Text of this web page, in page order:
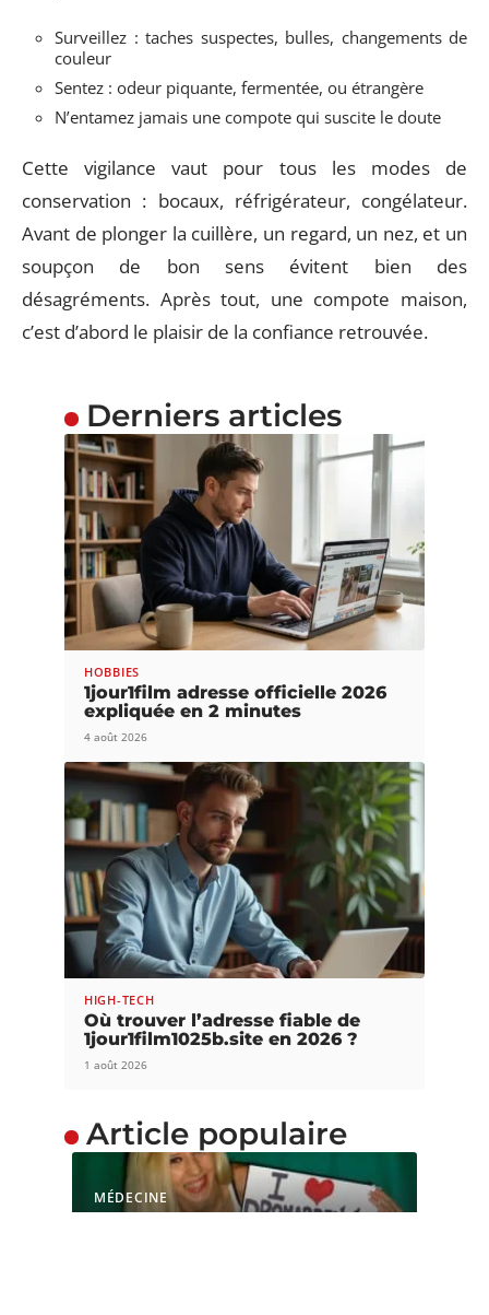
Surveillez : taches suspectes, bulles, changements de
couleur
Sentez : odeur piquante, fermentée, ou étrangère
N’entamez jamais une compote qui suscite le doute
Cette vigilance vaut pour tous les modes de
conservation : bocaux, réfrigérateur, congélateur.
Avant de plonger la cuillère, un regard, un nez, et un
soupçon de bon sens évitent bien des
désagréments. Après tout, une compote maison,
c’est d’abord le plaisir de la confiance retrouvée.
Derniers articles
HOBBIES
1jour1film adresse officielle 2026
expliquée en 2 minutes
4 août 2026
HIGH-TECH
Où trouver l’adresse fiable de
1jour1film1025b.site en 2026 ?
1 août 2026
Article populaire
MÉDECINE